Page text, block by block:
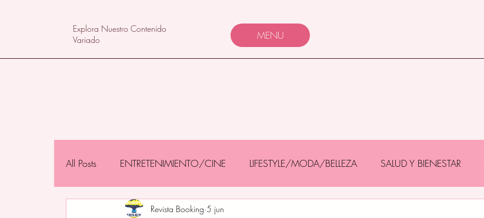
Explora Nuestro Contenido
Variado
MENU
All Posts ENTRETENIMIENTO/CINE LIFESTYLE/MODA/BELLEZA SALUD Y BIENESTAR
NEGOCIOS/TECNOLOGÍA
Revista Booking 5 jun